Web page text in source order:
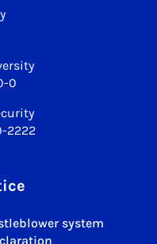
0
2222
system